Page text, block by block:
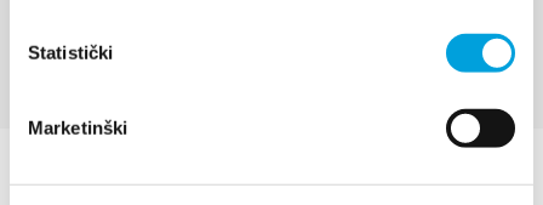
Statistički
Marketinški
ISTRAŽI